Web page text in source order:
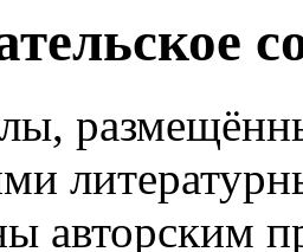
авторским